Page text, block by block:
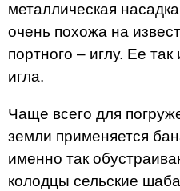
металлическая
очень похожа на
портного – иглу. Ее
игла.
Чаще всего для
земли применяется
именно так
колодцы сельские